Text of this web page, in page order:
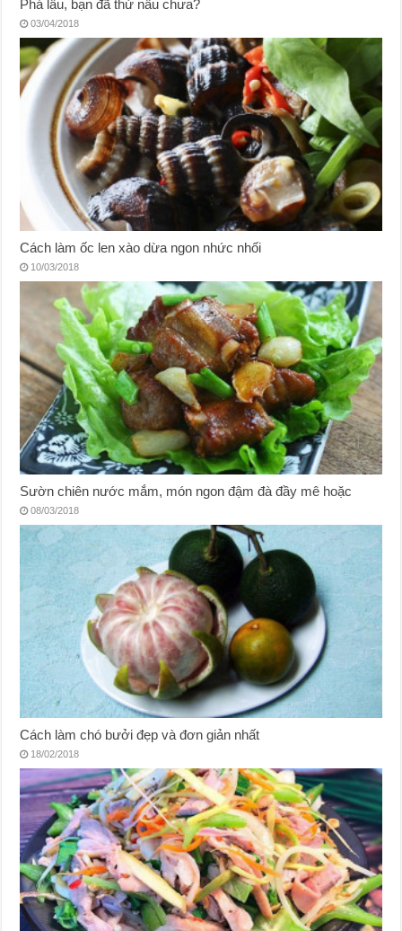
Phá lấu, bạn đã thử nấu chưa?
03/04/2018
Cách làm ốc len xào dừa ngon nhức nhối
10/03/2018
Sườn chiên nước mắm, món ngon đậm đà đầy mê hoặc
08/03/2018
Cách làm chó bưởi đẹp và đơn giản nhất
18/02/2018